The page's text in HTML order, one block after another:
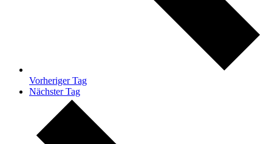
Vorheriger Tag
Nächster Tag